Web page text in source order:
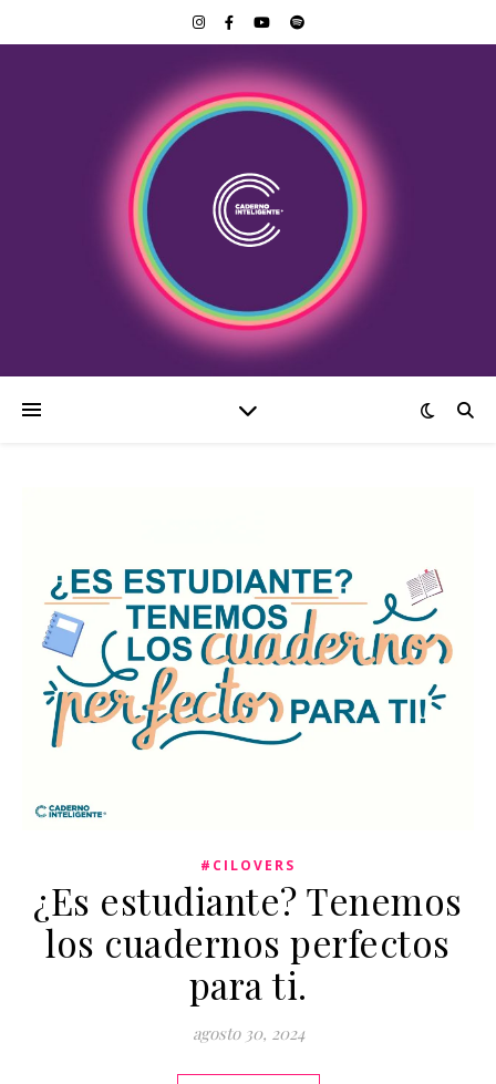
#CILOVERS
¿Es estudiante? Tenemos
los cuadernos perfectos
para ti.
agosto 30, 2024